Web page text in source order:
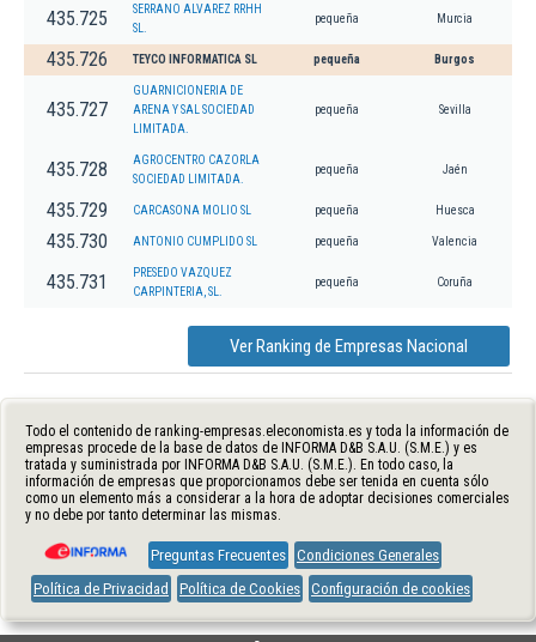
435.725
SERRANO ALVAREZ RRHH
SL.
pequeña Murcia
435.726 TEYCO INFORMATICA SL pequeña Burgos
435.727
GUARNICIONERIA DE
ARENA Y SAL SOCIEDAD
LIMITADA.
pequeña Sevilla
435.728
AGROCENTRO CAZORLA
SOCIEDAD LIMITADA.
pequeña Jaén
435.729 CARCASONA MOLIO SL pequeña Huesca
435.730 ANTONIO CUMPLIDO SL pequeña Valencia
435.731
PRESEDO VAZQUEZ
CARPINTERIA, SL.
pequeña Coruña
Ver Ranking de Empresas Nacional
Todo el contenido de ranking-empresas.eleconomista.es y toda la información de
empresas procede de la base de datos de INFORMA D&B S.A.U. (S.M.E.) y es
tratada y suministrada por INFORMA D&B S.A.U. (S.M.E.). En todo caso, la
información de empresas que proporcionamos debe ser tenida en cuenta sólo
como un elemento más a considerar a la hora de adoptar decisiones comerciales
y no debe por tanto determinar las mismas.
Preguntas Frecuentes Condiciones Generales
Política de Privacidad
Política de Cookies Configuración de cookies